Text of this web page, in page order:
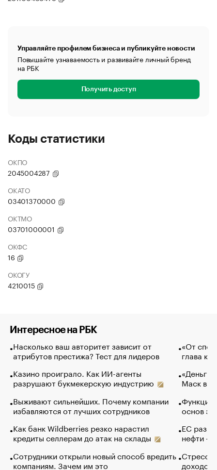
Управляйте профилем бизнеса и публикуйте новости
Повышайте узнаваемость и развивайте личный бренд
на РБК
Получить доступ
Коды статистики
ОКПО
2045004287
ОКАТО
03401370000
ОКТМО
03701000001
ОКФС
16
ОКОГУ
4210015
Интересное на РБК
Насколько ваш авторитет зависит от
атрибутов престижа? Тест для лидеров
Казино проиграло. Как ИИ-агенты
разрушают букмекерскую индустрию
Выживают сильнейших. Почему компании
избавляются от лучших сотрудников
Как банк Wildberries резко нарастил
кредиты селлерам до атак на склады
Сотрудники открыли новый способ вредить
компаниям. Зачем им это
«От
глава
«Деньги
Маск в
Функции
основ
ЕС
нефти —
Стресс
доходов